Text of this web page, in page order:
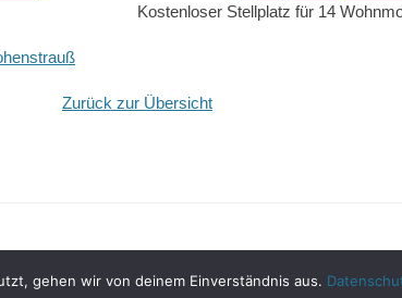
Kostenloser Stellplatz für 14
Zurück zur Übersicht
gehen wir von deinem Einverständnis aus.